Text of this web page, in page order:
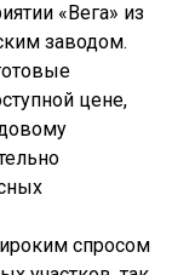
«Вега» из
заводом.
цене,
спросом